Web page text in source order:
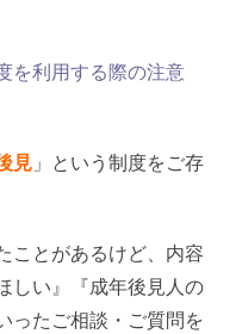
を利用する際の注意
見 」という制度をご存
ことがあるけど、内容
しい』『成年後見人の
ったご相談・ご質問を